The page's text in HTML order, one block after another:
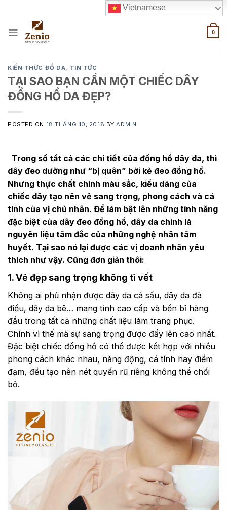
content
0
KIẾN THỨC ĐỒ DA, TIN TỨC
TẠI SAO BẠN CẦN MỘT CHIẾC DÂY
ĐỒNG HỒ DA ĐẸP?
POSTED ON 18 THÁNG 10, 2018 BYADMIN
Trong số tất cả các chi tiết của đồng hồ dây da, thì
dây đeo dường như “bị quên” bởi kẻ đeo đồng hồ.
Nhưng thực chất chính màu sắc, kiểu dáng của
chiếc dây tạo nên vẻ sang trọng, phong cách và cá
tính của vị chủ nhân. Để làm bật lên những tính năng
đặc biệt của dây đeo đồng hồ, dây da chính là
nguyên liệu tâm đắc của những nghệ nhân tâm
huyết. Tại sao nó lại được các vị doanh nhân yêu
thích như vậy. Cũng đơn giản thôi:
1. Vẻ đẹp sang trọng không tì vết
Không ai phủ nhận được dây da cá sấu, dây da đà
điểu, dây da bê… mang tính cao cấp và bền bỉ hàng
đầu trong tất cả những chất liệu làm trang phục.
Chính vì thế mà sự sang trọng được đẩy lên cao nhất.
Đặc biệt chiếc đồng hồ có thể được kết hợp với nhiều
phong cách khác nhau, năng động, cá tính hay điềm
đạm, đều tạo nên nét quyến rũ riêng không thể chối
bỏ.
Vietnamese